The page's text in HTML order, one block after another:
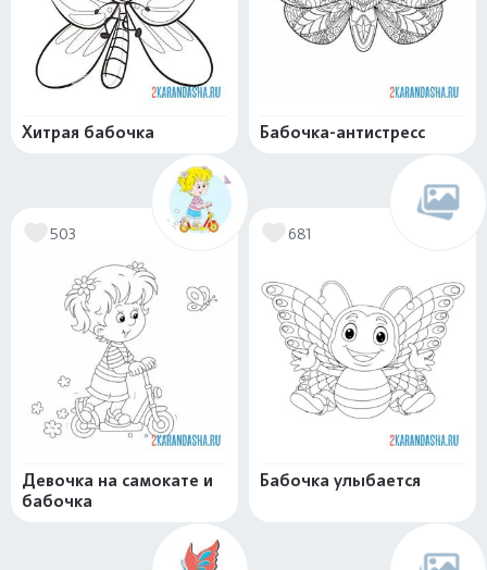
Хитрая бабочка Бабочка-антистресс
503
Девочка на самокате и
бабочка
681
Бабочка улыбается